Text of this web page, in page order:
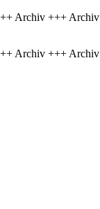
Archiv +++
Archiv +++